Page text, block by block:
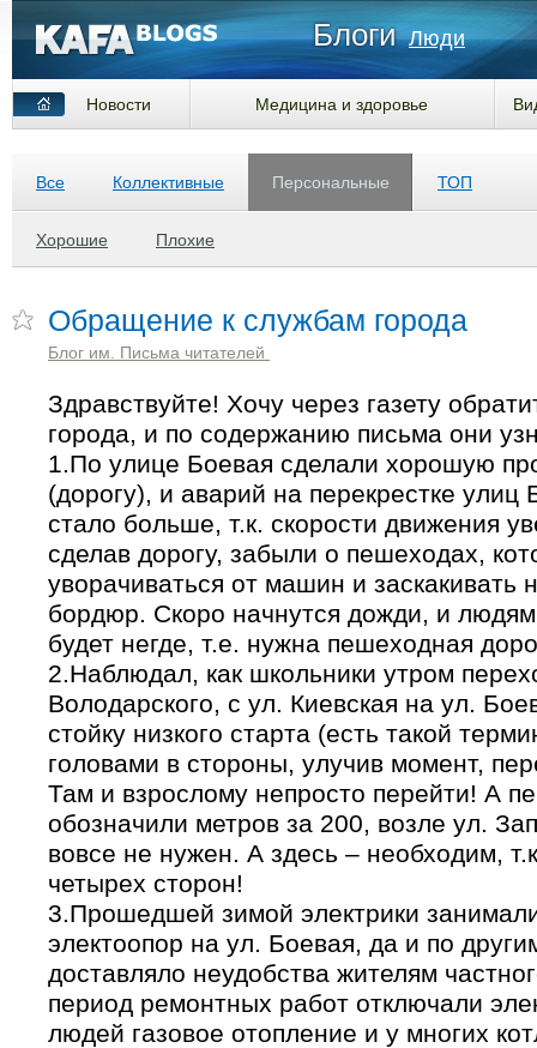
Блоги Люди
Новости Медицина и здоровье
Все Коллективные Персональные
Хорошие Плохие
ТОП
Обращение к службам города
Блог им. Письма читателей
Здравствуйте! Хочу через газету
города, и по содержанию письма они
1.По улице Боевая сделали хорошую
(дорогу), и аварий на перекрестке улиц
стало больше, т.к. скорости движения
сделав дорогу, забыли о пешеходах,
уворачиваться от машин и заскакивать
бордюр. Скоро начнутся дожди, и
будет негде, т.е. нужна пешеходная
2.Наблюдал, как школьники утром
Володарского, с ул. Киевская на ул.
стойку низкого старта (есть такой
головами в стороны, улучив момент,
Там и взрослому непросто перейти! А
обозначили метров за 200, возле ул.
вовсе не нужен. А здесь – необходим,
четырех сторон!
3.Прошедшей зимой электрики
электоопор на ул. Боевая, да и по
доставляло неудобства жителям
период ремонтных работ отключали
людей газовое отопление и у многих